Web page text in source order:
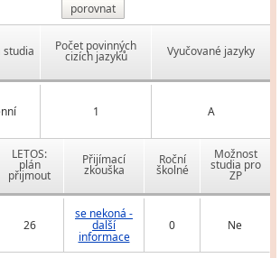
porovnat
studia Počet povinných
cizích jazyků Vyučované jazyky
1 A
LETOS:
plán
přijmout
Přijímací
zkouška
Roční
školné
Možnost
studia pro
ZP
26
se nekoná -
další
informace
0 Ne